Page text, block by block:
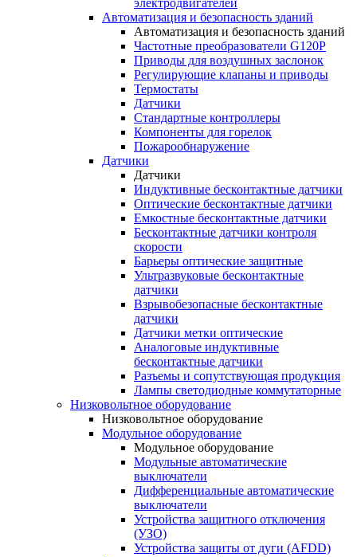
электродвигателей
Автоматизация и безопасность зданий
Автоматизация и безопасность зданий
Частотные преобразователи G120P
Приводы для воздушных заслонок
Регулирующие клапаны и приводы
Термостаты
Датчики
Стандартные контроллеры
Компоненты для горелок
Пожарообнаружение
Датчики
Датчики
Индуктивные бесконтактные датчики
Оптические бесконтактные датчики
Емкостные бесконтактные датчики
Бесконтактные датчики контроля
скорости
Барьеры оптические защитные
Ультразвуковые бесконтактные
датчики
Взрывобезопасные бесконтактные
датчики
Датчики метки оптические
Аналоговые индуктивные
бесконтактные датчики
Разъемы и сопутствующая продукция
Лампы светодиодные коммутаторные
Низковольтное оборудование
Низковольтное оборудование
Модульное оборудование
Модульное оборудование
Модульные автоматические
выключатели
Дифференциальные автоматические
выключатели
Устройства защитного отключения
(УЗО)
Устройства защиты от дуги (AFDD)